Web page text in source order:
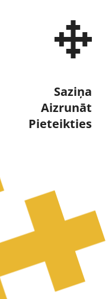
Saziņa
Aizrunāt
Pieteikties